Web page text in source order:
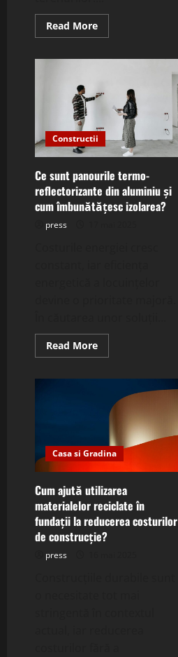
Read MoreRead
more
de
drenaj
filtrant
la
prevenirea
solului?
Constructii
Ce sunt panourile termo-
reflectorizante din aluminiu și
cum îmbunătățesc izolarea?
press
Read MoreRead
more
panourile
termo-
reflectorizante
din
aluminiu
și
cum
îmbunătățesc
izolarea?
Casa si Gradina
Cum ajută utilizarea
materialelor reciclate în
fundații la reducerea costurilor
de construcție?
press